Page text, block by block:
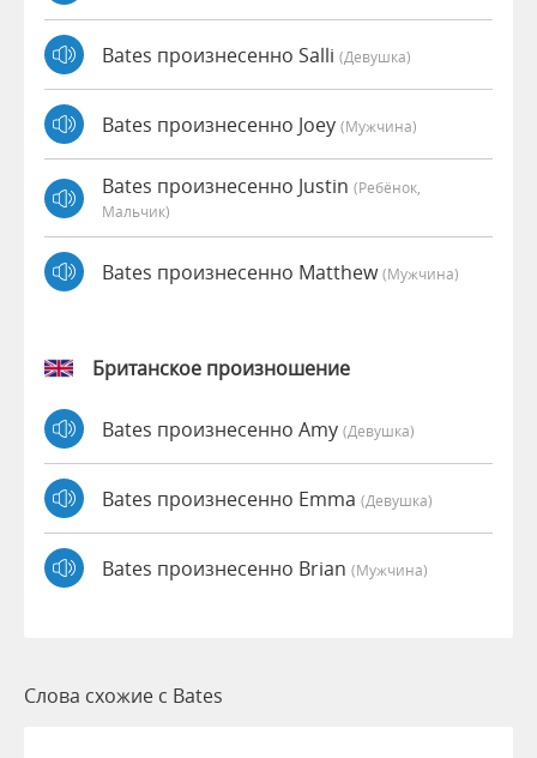
Bates произнесенно Salli (девушка)
Bates произнесенно Joey (мужчина)
Bates произнесенно Justin (Ребёнок,
Мальчик)
Bates произнесенно Matthew(мужчина)
Британское произношение
Bates произнесенно Amy (девушка)
Bates произнесенно Emma (девушка)
Bates произнесенно Brian (мужчина)
Слова схожие с Bates